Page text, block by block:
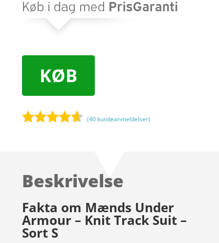
KØB
på
mmelser
(40 kundeanmeldelser)
Beskrivelse
Fakta om Mænds Under
Armour – Knit Track Suit –
Sort S